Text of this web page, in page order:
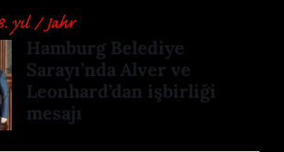
Hamburg Belediye
Sarayı’nda Alver ve
Leonhard’dan işbirliği
mesajı